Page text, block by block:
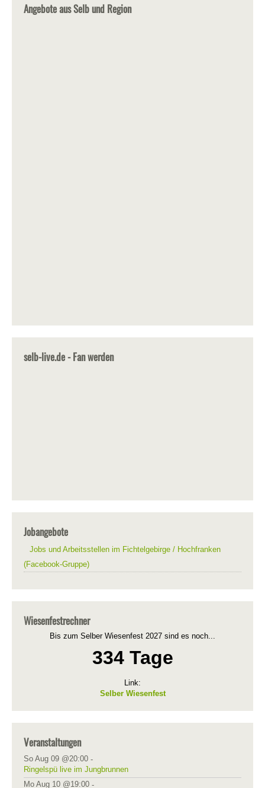
Angebote aus Selb und Region
selb-live.de - Fan werden
Jobangebote
Jobs und Arbeitsstellen im Fichtelgebirge / Hochfranken
(Facebook-Gruppe)
Wiesenfestrechner
Bis zum Selber Wiesenfest 2027 sind es noch...
334 Tage
Link:
Selber Wiesenfest
Veranstaltungen
So Aug 09 @20:00 -
Ringelspü live im Jungbrunnen
Mo Aug 10 @19:00 -